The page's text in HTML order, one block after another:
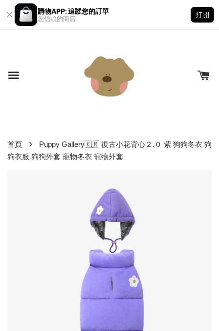
購物APP: 追蹤您的訂單
您信賴的商店
打開
首頁 ›
Puppy Gallery🇰🇷 復古小花背心２.０ 紫 狗狗冬衣 狗
狗衣服 狗狗外套 寵物冬衣 寵物外套